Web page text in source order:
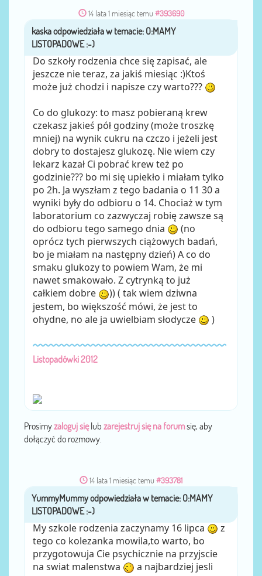
14 lata 1 miesiąc temu #393690
przezkaska
Do szkoły rodzenia chce się zapisać, ale
jeszcze nie teraz, za jakiś miesiąc :)Ktoś
może już chodzi i napisze czy warto???
Co do glukozy: to masz pobieraną krew
czekasz jakieś pół godziny (może troszkę
mniej) na wynik cukru na czczo i jeżeli jest
dobry to dostajesz glukozę. Nie wiem czy
lekarz kazał Ci pobrać krew też po
godzinie??? bo mi się upiekło i miałam tylko
po 2h. Ja wyszłam z tego badania o 11 30 a
wyniki były do odbioru o 14. Chociaż w tym
laboratorium co zazwyczaj robię zawsze są
do odbioru tego samego dnia
(no
oprócz tych pierwszych ciążowych badań,
bo je miałam na następny dzień) A co do
smaku glukozy to powiem Wam, że mi
nawet smakowało. Z cytrynką to już
całkiem dobre
)) ( tak wiem dziwna
jestem, bo większość mówi, że jest to
ohydne, no ale ja uwielbiam słodycze
)
Listopadówki 2012
Prosimyzaloguj sięlub zarejestruj się na forumsię, aby
dołączyć do rozmowy.
14 lata 1 miesiąc temu #393781
przezYummyMummy
My szkole rodzenia zaczynamy 16 lipca
z
tego co kolezanka mowila,to warto, bo
przygotowuja Cie psychicznie na przyjscie
na swiat malenstwa
a najbardziej jesli